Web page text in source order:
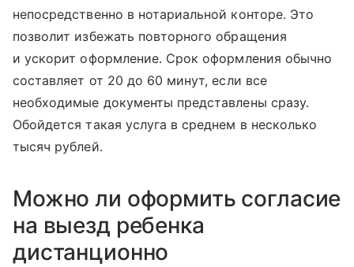
непосредственно в нотариальной конторе. Это
позволит избежать повторного обращения
и ускорит оформление. Срок оформления обычно
составляет от 20 до 60 минут, если все
необходимые документы представлены сразу.
Обойдется такая услуга в среднем в несколько
тысяч рублей.
Можно ли оформить согласие
на выезд ребенка
дистанционно